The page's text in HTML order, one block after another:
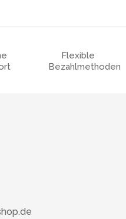
Flexible
Bezahlmethoden